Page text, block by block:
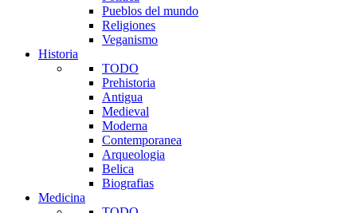
Pueblos del mundo
Religiones
Veganismo
Historia
TODO
Prehistoria
Antigua
Medieval
Moderna
Contemporanea
Arqueologia
Belica
Biografias
Medicina